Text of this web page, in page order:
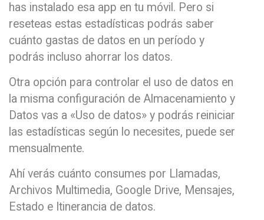
has instalado esa app en tu móvil. Pero si
reseteas estas estadísticas podrás saber
cuánto gastas de datos en un período y
podrás incluso ahorrar los datos.
Otra opción para controlar el uso de datos en
la misma configuración de Almacenamiento y
Datos vas a «Uso de datos» y podrás reiniciar
las estadísticas según lo necesites, puede ser
mensualmente.
Ahí verás cuánto consumes por Llamadas,
Archivos Multimedia, Google Drive, Mensajes,
Estado e Itinerancia de datos.